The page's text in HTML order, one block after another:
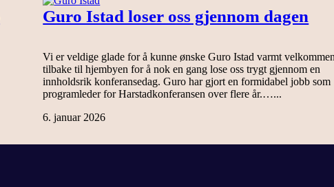
Guro Istad loser oss gjennom dagen
Vi er veldige glade for å kunne ønske Guro Istad varmt velkommen
tilbake til hjembyen for å nok en gang lose oss trygt gjennom en
innholdsrik konferansedag. Guro har gjort en formidabel jobb som
programleder for Harstadkonferansen over flere år.…...
6. januar 2026